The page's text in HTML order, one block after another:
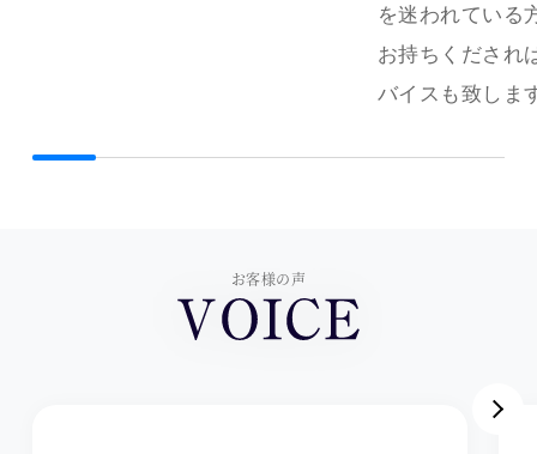
を迷われている
お持ちくだされ
バイスも致しま
お客様の声